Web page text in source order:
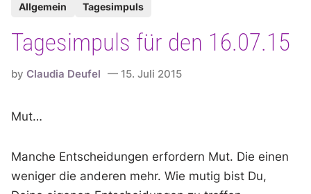
e
i
Allgemein Tagesimpuls
Tagesimpuls für den 16.07.15
byClaudia Deufel 15. Juli 2015
Mut…
Manche Entscheidungen erfordern Mut. Die einen
weniger die anderen mehr. Wie mutig bist Du,